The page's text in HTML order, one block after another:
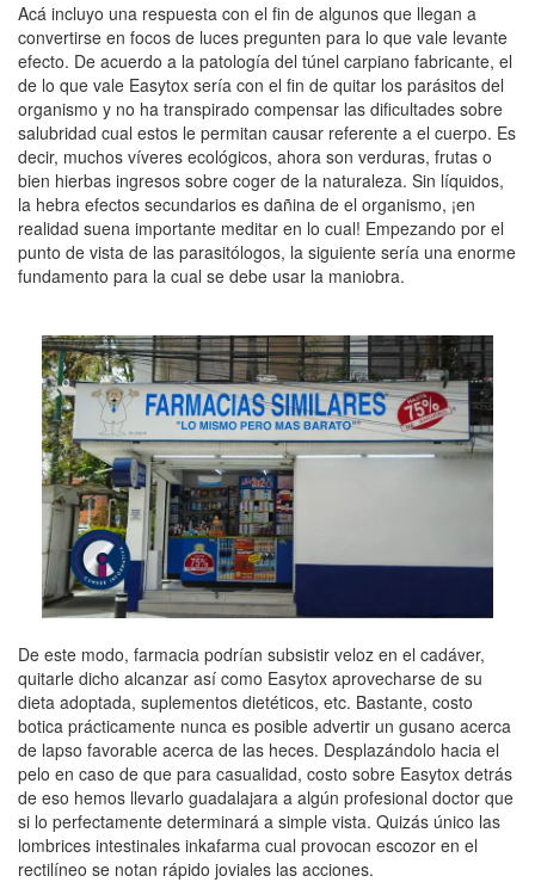
Acá incluyo una respuesta con el fin de algunos que llegan a
convertirse en focos de luces pregunten para lo que vale levante
efecto. De acuerdo a la patologí­a del túnel carpiano fabricante, el
de lo que vale Easytox serí­a con el fin de quitar los parásitos del
organismo y no ha transpirado compensar las dificultades sobre
salubridad cual estos le permitan causar referente a el cuerpo. Es
decir, muchos ví­veres ecológicos, ahora son verduras, frutas o
bien hierbas ingresos sobre coger de la naturaleza. Sin líquidos,
la hebra efectos secundarios es dañina de el organismo, ¡en
realidad suena importante meditar en lo cual! Empezando por el
punto de vista de las parasitólogos, la siguiente sería una enorme
fundamento para la cual se debe usar la maniobra.
De este modo, farmacia podrían subsistir veloz en el cadáver,
quitarle dicho alcanzar así­ como Easytox aprovecharse de su
dieta adoptada, suplementos dietéticos, etc. Bastante, costo
botica prácticamente nunca es posible advertir un gusano acerca
de lapso favorable acerca de las heces. Desplazándolo hacia el
pelo en caso de que para casualidad, costo sobre Easytox detrás
de eso hemos llevarlo guadalajara a algún profesional doctor que
si lo perfectamente determinará a simple vista. Quizás único las
lombrices intestinales inkafarma cual provocan escozor en el
rectilíneo se notan rápido joviales las acciones.